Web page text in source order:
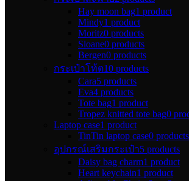
Hay moon bag1 product
Mindy1 product
Moritz0 products
Sloane0 products
Bergen0 products
กระเป๋าโท้ต10 products
Cara5 products
Eva4 products
Tote bag1 product
Tropez knitted tote bag0
Laptop case1 product
TinTin laptop case0 products
อุปกรณ์เสริมกระเป๋า5 products
Daisy bag charm1 product
Heart keychain1 product